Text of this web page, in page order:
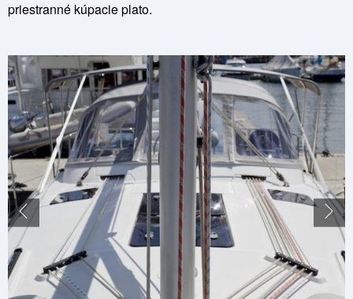
priestranné kúpacie plato.